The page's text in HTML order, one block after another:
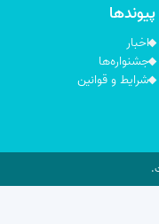
پیوندها
اخبار
جشنواره‌ها
شرایط و قوانین